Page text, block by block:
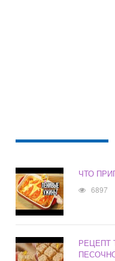
ЧТО
6897
РЕЦЕПТ